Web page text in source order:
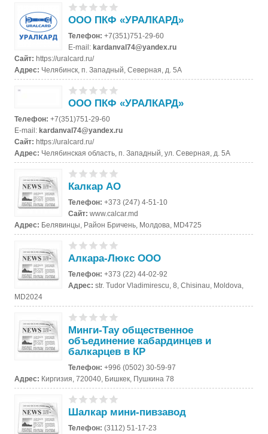
ООО ПКФ «УРАЛКАРД»
Телефон:+7(351)751-29-60
E-mail:kardanval74@yandex.ru
Сайт:https://uralcard.ru/
Адрес: Челябинск, п. Западный, Северная, д. 5А
ООО ПКФ «УРАЛКАРД»
Телефон:+7(351)751-29-60
E-mail:kardanval74@yandex.ru
Сайт:https://uralcard.ru/
Адрес: Челябинская область, п. Западный, ул. Северная, д. 5А
Калкар АО
Телефон:+373 (247) 4-51-10
Сайт:www.calcar.md
Адрес: Белявинцы, Район Бричень, Молдова, MD4725
Алкара-Люкс ООО
Телефон:+373 (22) 44-02-92
Адрес:str. Tudor Vladimirescu, 8, Chisinau, Moldova,
MD2024
Минги-Тау общественное
объединение кабардинцев и
балкарцев в КР
Телефон:+996 (0502) 30-59-97
Адрес: Киргизия, 720040, Бишкек, Пушкина 78
Шалкар мини-пивзавод
Телефон:(3112) 51-17-23